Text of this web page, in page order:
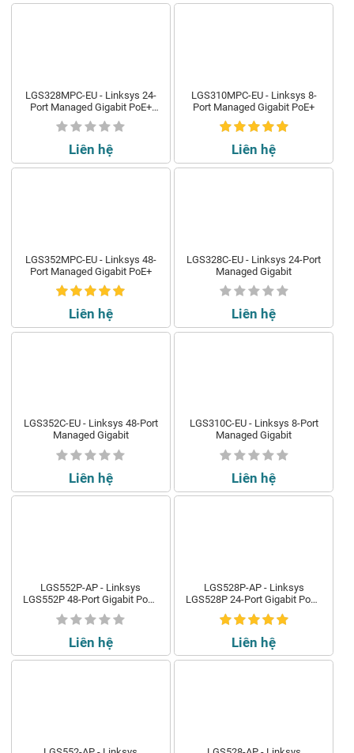
LGS328MPC-EU - Linksys 24-
Port Managed Gigabit PoE+
(410W)
Liên hệ
LGS310MPC-EU - Linksys 8-
Port Managed Gigabit PoE+
Liên hệ
LGS352MPC-EU - Linksys 48-
Port Managed Gigabit PoE+
Liên hệ
LGS328C-EU - Linksys 24-Port
Managed Gigabit
Liên hệ
LGS352C-EU - Linksys 48-Port
Managed Gigabit
Liên hệ
LGS310C-EU - Linksys 8-Port
Managed Gigabit
Liên hệ
LGS552P-AP - Linksys
LGS552P 48-Port Gigabit PoE+
Liên hệ
LGS528P-AP - Linksys
LGS528P 24-Port Gigabit PoE+
(192W) Managed Switch
Liên hệ